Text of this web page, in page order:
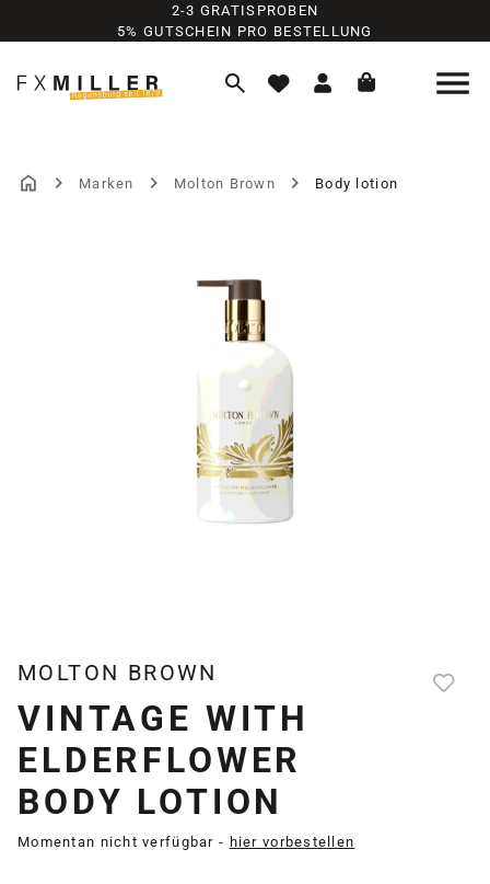
Zum Hauptinhalt springen
2-3 GRATISPROBEN
5% GUTSCHEIN PRO BESTELLUNG
Marken Molton Brown Body lotion
Bildergalerie überspringen
MOLTON BROWN
VINTAGE WITH
ELDERFLOWER
BODY LOTION
Momentan nicht verfügbar - hier vorbestellen